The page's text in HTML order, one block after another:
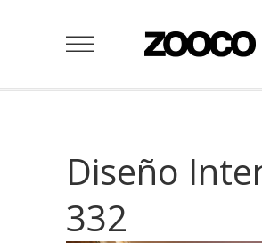
Diseño
332